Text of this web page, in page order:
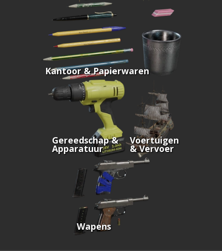
Kantoor & Papierwaren
Gereedschap &
Apparatuur
Voertuigen
& Vervoer
Wapens